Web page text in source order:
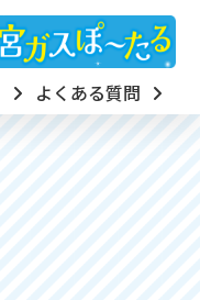
よくある質問